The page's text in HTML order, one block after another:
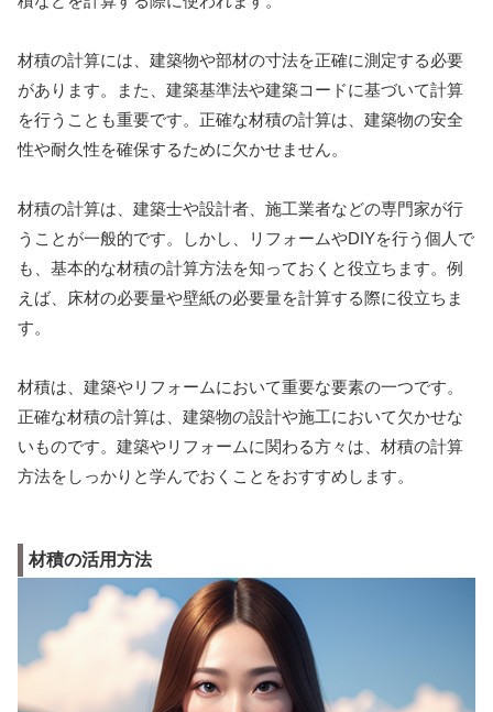
材積の計算には、建築物や部材の寸法を正確に測定する必要
があります。また、建築基準法や建築コードに基づいて計算
を行うことも重要です。正確な材積の計算は、建築物の安全
性や耐久性を確保するために欠かせません。
材積の計算は、建築士や設計者、施工業者などの専門家が行
うことが一般的です。しかし、リフォームやDIYを行う個人で
も、基本的な材積の計算方法を知っておくと役立ちます。例
えば、床材の必要量や壁紙の必要量を計算する際に役立ちま
す。
材積は、建築やリフォームにおいて重要な要素の一つです。
正確な材積の計算は、建築物の設計や施工において欠かせな
いものです。建築やリフォームに関わる方々は、材積の計算
方法をしっかりと学んでおくことをおすすめします。
材積の活用方法